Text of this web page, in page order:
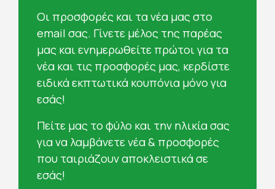
Oι προσφορές και τα νέα μας στο
email σας. Γίνετε μέλος της παρέας
μας και ενημερωθείτε πρώτοι για τα
νέα και τις προσφορές μας, κερδίστε
ειδικά εκπτωτικά κουπόνια μόνο για
εσάς!
Πείτε μας το φύλο και την ηλικία σας
για να λαμβάνετε νέα & προσφορές
που ταιριάζουν αποκλειστικά σε
εσάς!